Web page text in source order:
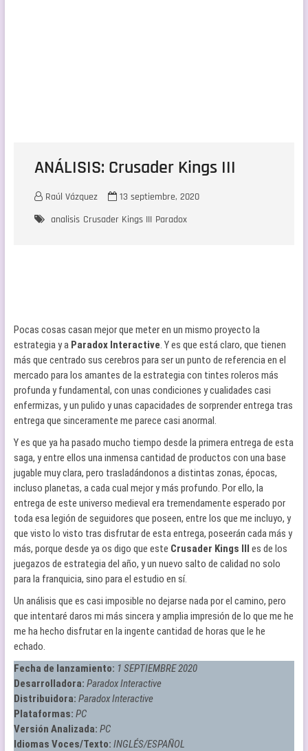
ANÁLISIS: Crusader Kings III
Raúl Vázquez
13 septiembre, 2020
analisis Crusader Kings III Paradox
Pocas cosas casan mejor que meter en un mismo proyecto la
estrategia y a Paradox Interactive. Y es que está claro, que tienen
más que centrado sus cerebros para ser un punto de referencia en el
mercado para los amantes de la estrategia con tintes roleros más
profunda y fundamental, con unas condiciones y cualidades casi
enfermizas, y un pulido y unas capacidades de sorprender entrega tras
entrega que sinceramente me parece casi anormal.
Y es que ya ha pasado mucho tiempo desde la primera entrega de esta
saga, y entre ellos una inmensa cantidad de productos con una base
jugable muy clara, pero trasladándonos a distintas zonas, épocas,
incluso planetas, a cada cual mejor y más profundo. Por ello, la
entrega de este universo medieval era tremendamente esperado por
toda esa legión de seguidores que poseen, entre los que me incluyo, y
que visto lo visto tras disfrutar de esta entrega, poseerán cada más y
más, porque desde ya os digo que este Crusader Kings III es de los
juegazos de estrategia del año, y un nuevo salto de calidad no solo
para la franquicia, sino para el estudio en sí.
Un análisis que es casi imposible no dejarse nada por el camino, pero
que intentaré daros mi más sincera y amplia impresión de lo que me he
me ha hecho disfrutar en la ingente cantidad de horas que le he
echado.
Fecha de lanzamiento: 1 SEPTIEMBRE 2020
Desarrolladora: Paradox Interactive
Distribuidora: Paradox Interactive
Plataformas: PC
Versión Analizada: PC
Idiomas Voces/Texto: INGLÉS/ESPAÑOL